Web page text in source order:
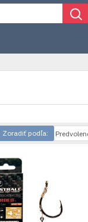
Zoradiť podľa: